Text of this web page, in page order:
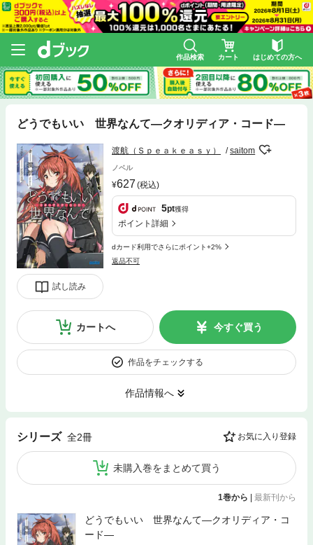
作品検索 カート はじめての方へ
どうでもいい 世界なんて―クオリディア・コード―
試し読み
渡航（Ｓｐｅａｋｅａｓｙ） saitom
ノベル
627 (税込)
5pt獲得
ポイント詳細
dカード利用でさらにポイント+2%
返品不可
カートへ 今すぐ買う
作品をチェックする
作品情報へ
シリーズ 全2冊 お気に入り登録
未購入巻をまとめて買う
1巻から | 最新刊から
どうでもいい 世界なんて―クオリディア・コ
ード―